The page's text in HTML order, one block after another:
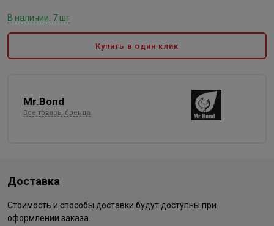
В наличии: 7 шт
Купить в один клик
Mr.Bond
Все товары бренда
Доставка
Стоимость и способы доставки будут доступны при
оформлении заказа.